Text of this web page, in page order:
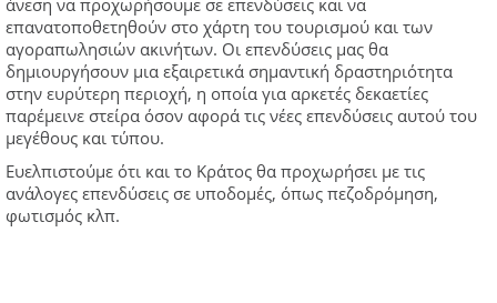
άνεση να προχωρήσουμε σε επενδύσεις και να
επανατοποθετηθούν στο χάρτη του τουρισμού και των
αγοραπωλησιών ακινήτων. Οι επενδύσεις μας θα
δημιουργήσουν μια εξαιρετικά σημαντική δραστηριότητα
στην ευρύτερη περιοχή, η οποία για αρκετές δεκαετίες
παρέμεινε στείρα όσον αφορά τις νέες επενδύσεις αυτού του
μεγέθους και τύπου.
Ευελπιστούμε ότι και το Κράτος θα προχωρήσει με τις
ανάλογες επενδύσεις σε υποδομές, όπως πεζοδρόμηση,
φωτισμός κλπ.